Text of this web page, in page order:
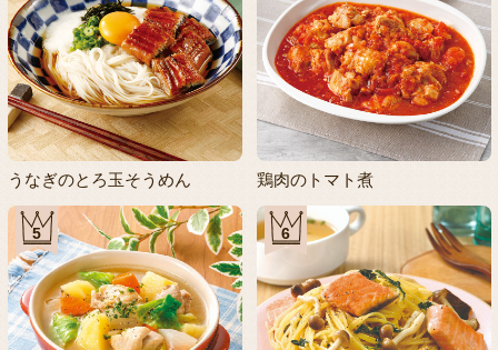
うなぎのとろ玉そうめん 鶏肉のトマト煮
5 6